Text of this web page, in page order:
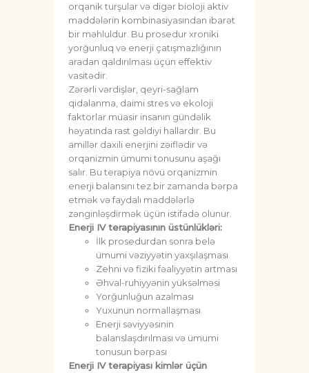
orqanik turşular və digər bioloji aktiv
maddələrin kombinasiyasından ibarət
bir məhluldur. Bu prosedur xroniki
yorğunluq və enerji çatışmazlığının
aradan qaldırılması üçün effektiv
vasitədir.
Zərərli vərdişlər, qeyri-sağlam
qidalanma, daimi stres və ekoloji
faktorlar müasir insanın gündəlik
həyatında rast gəldiyi hallardır. Bu
amillər daxili enerjini zəiflədir və
orqanizmin ümumi tonusunu aşağı
salır. Bu terapiya növü orqanizmin
enerji balansını tez bir zamanda bərpa
etmək və faydalı maddələrlə
zənginləşdirmək üçün istifadə olunur.
Enerji IV terapiyasının üstünlükləri:
İlk prosedurdan sonra belə
ümumi vəziyyətin yaxşılaşması
Zehni və fiziki fəaliyyətin artması
Əhval-ruhiyyənin yüksəlməsi
Yorğunluğun azalması
Yuxunun normallaşması
Enerji səviyyəsinin
balanslaşdırılması və ümumi
tonusun bərpası
Enerji IV terapiyası kimlər üçün